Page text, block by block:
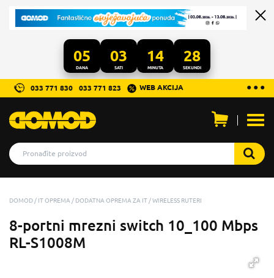
05
DANA
03
SATI
14
MINUTA
27
SEKUNDI
...
● ● ●
033 771 830 033 771 823 WEB AKCIJA
DOMOD IT OPREMA DODATNA OPREMA ZA IT WIRELESS RUTERI
8-portni mrezni switch 10_100 Mbps
RL-S1008M